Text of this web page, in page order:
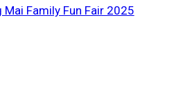
Mai Family Fun Fair 2025